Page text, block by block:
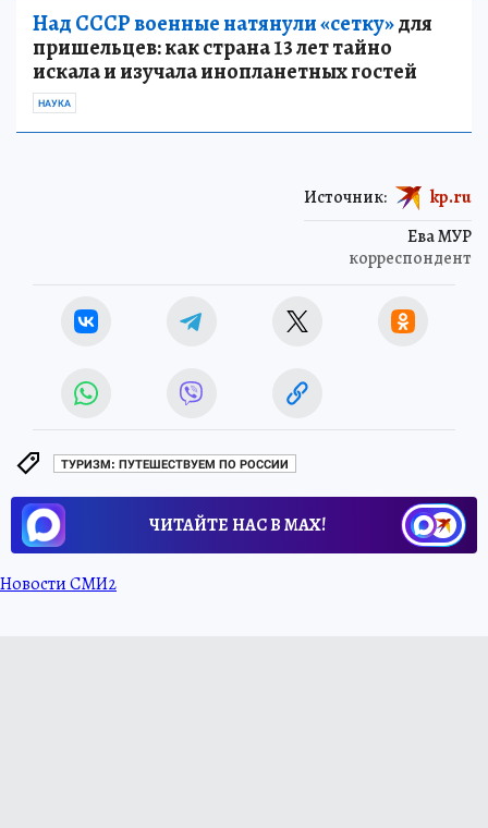
Над СССР военные натянули «сетку»для
пришельцев: как страна 13 лет тайно
искала и изучала инопланетных гостей
НАУКА
Ева МУР
корреспондент
Источник: kp.ru
ТУРИЗМ: ПУТЕШЕСТВУЕМ ПО РОССИИ
ЧИТАЙТЕ НАС В МАХ!
Новости СМИ2